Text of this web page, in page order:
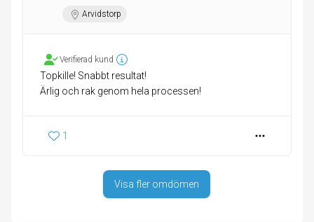
Arvidstorp
Verifierad kund
Topkille! Snabbt resultat!
Ärlig och rak genom hela processen!
1
Visa fler omdömen